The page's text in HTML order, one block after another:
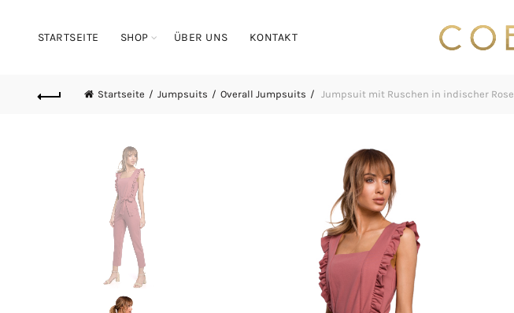
STARTSEITE SHOP ÜBER UNS KONTAKT
Startseite Jumpsuits Overall Jumpsuits Jumpsuit mit Ruschen in indischer Rose